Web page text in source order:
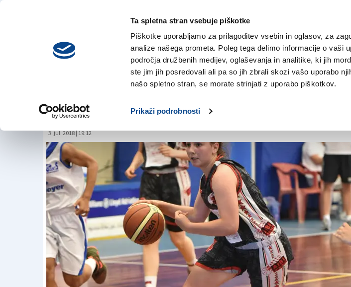
Ta spletna stran vsebuje piškotke
Piškotke uporabljamo za prilagoditev vsebin in oglasov, za
analize našega prometa. Poleg tega delimo informacije o vaši
področja družbenih medijev, oglaševanja in analitike, ki jih
ste jim jih posredovali ali pa so jih zbrali skozi vašo uporabo
našo spletno stran, se morate strinjati z uporabo piškotkov.
Prikaži podrobnosti
sreda,
5. avgusta 2026
NOVICE TRŽAŠKA GORIŠKA
Anna Turel na pripravah za
prvenstvo
3. jul. 2018 | 19:12